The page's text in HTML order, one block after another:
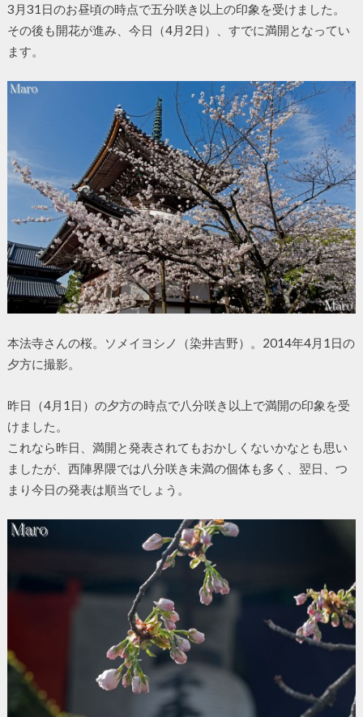
3月31日のお昼頃の時点で五分咲き以上の印象を受けました。
その後も開花が進み、今日（4月2日）、すでに満開となってい
ます。
本法寺さんの桜。ソメイヨシノ（染井吉野）。2014年4月1日の
夕方に撮影。
昨日（4月1日）の夕方の時点で八分咲き以上で満開の印象を受
けました。
これなら昨日、満開と発表されてもおかしくないかなとも思い
ましたが、西陣界隈では八分咲き未満の個体も多く、翌日、つ
まり今日の発表は順当でしょう。